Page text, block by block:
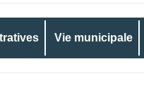
Vie municipale